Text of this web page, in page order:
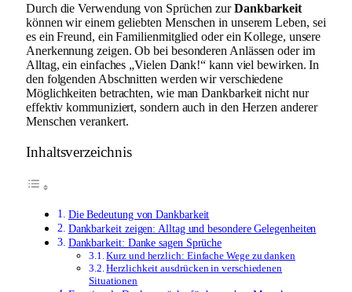
Durch die Verwendung von Sprüchen zurDankbarkeit
können wir einem geliebten Menschen in unserem Leben, sei
es ein Freund, ein Familienmitglied oder ein Kollege, unsere
Anerkennung zeigen. Ob bei besonderen Anlässen oder im
Alltag, ein einfaches „Vielen Dank!“ kann viel bewirken. In
den folgenden Abschnitten werden wir verschiedene
Möglichkeiten betrachten, wie man Dankbarkeit nicht nur
effektiv kommuniziert, sondern auch in den Herzen anderer
Menschen verankert.
Inhaltsverzeichnis
Die Bedeutung von Dankbarkeit
Dankbarkeit zeigen: Alltag und besondere Gelegenheiten
Dankbarkeit: Danke sagen Sprüche
Kurz und herzlich: Einfache Wege zu danken
Herzlichkeit ausdrücken in verschiedenen
Situationen